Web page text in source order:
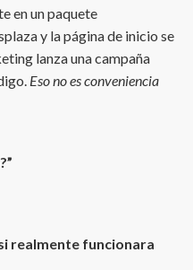
en un paquete
y la página de inicio se
lanza una campaña
Eso no es conveniencia
realmente funcionara